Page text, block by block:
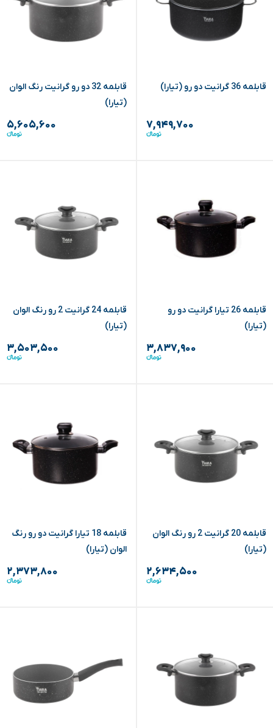
قابلمه 36 گرانیت دو رو (تیارا)
۷,۹۴۹,۷۰۰
قابلمه 32 دو رو گرانیت رنگ الوان
(تیارا)
۵,۶۰۵,۶۰۰
قابلمه 26 تیارا گرانیت دو رو
(تیارا)
۳,۸۳۷,۹۰۰
قابلمه 24 گرانیت 2 رو رنگ الوان
(تیارا)
۳,۵۰۳,۵۰۰
قابلمه 20 گرانیت 2 رو رنگ الوان
(تیارا)
۲,۶۳۴,۵۰۰
قابلمه 18 تیارا گرانیت دو رو رنگ
الوان (تیارا)
۲,۳۷۳,۸۰۰